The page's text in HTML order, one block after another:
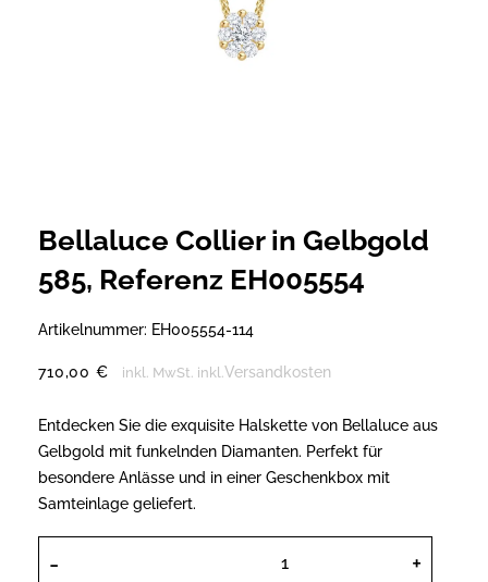
Bellaluce Collier in Gelbgold
585, Referenz EH005554
Artikelnummer: EH005554-114
710,00 € inkl. MwSt. inkl.Versandkosten
Entdecken Sie die exquisite Halskette von Bellaluce aus
Gelbgold mit funkelnden Diamanten. Perfekt für
besondere Anlässe und in einer Geschenkbox mit
Samteinlage geliefert.
Bellaluce Collier in Gelbgold 585,